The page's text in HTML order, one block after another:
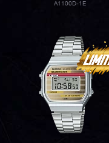
A1100D-1E